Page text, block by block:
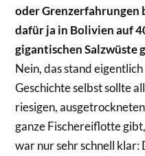
oder Grenzerfahrungen
dafür ja in Bolivien auf
gigantischen Salzwüste
Nein, das stand
Geschichte selbst sollte
riesigen,
ganze Fischereiflotte
war nur sehr schnell klar: